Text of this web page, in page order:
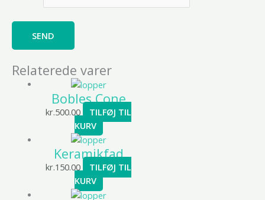
Relaterede varer
Bobles Cone
kr.500.00
TILFØJ TIL
KURV
Keramikfad
kr.150.00
TILFØJ TIL
KURV